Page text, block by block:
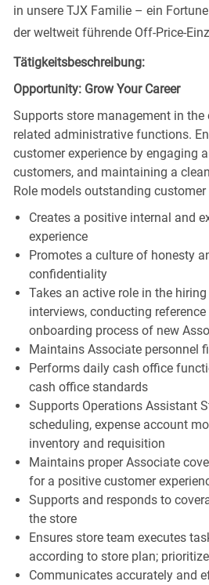
in unsere TJX Familie – ein
der weltweit führende Off-Price-
Tätigkeitsbeschreibung:
Opportunity: Grow Your Career
Supports store management in
related administrative functions.
customer experience by engaging
customers, and maintaining a
Role models outstanding customer
Creates a positive internal and
experience
Promotes a culture of honesty
confidentiality
Takes an active role in the
interviews, conducting
onboarding process of new
Maintains Associate personnel
Performs daily cash office
cash office standards
Supports Operations Assistant
scheduling, expense account
inventory and requisition
Maintains proper Associate
for a positive customer
Supports and responds to
the store
Ensures store team executes
according to store plan;
Communicates accurately and